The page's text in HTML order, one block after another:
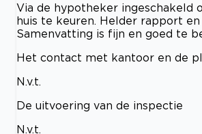
Via de hypotheker ingeschakeld
huis te keuren. Helder rapport
Samenvatting is fijn en goed te
Het contact met kantoor en de
N.v.t.
De uitvoering van de inspectie
N.v.t.